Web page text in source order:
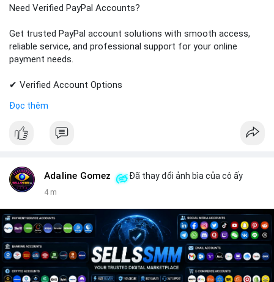
Need Verified PayPal Accounts?
Get trusted PayPal account solutions with smooth access,
reliable service, and professional support for your online
payment needs.
✔ Verified Account Options
✔ Trusted Customer Support
📱 WhatsApp: +1 (681) 549-2683
#paypal #paypalaccount #onlinepayments #digitalsolutions
#sellssmm
Đọc thêm
Adaline Gomez Đã thay đổi ảnh bìa của cô ấy
4 m